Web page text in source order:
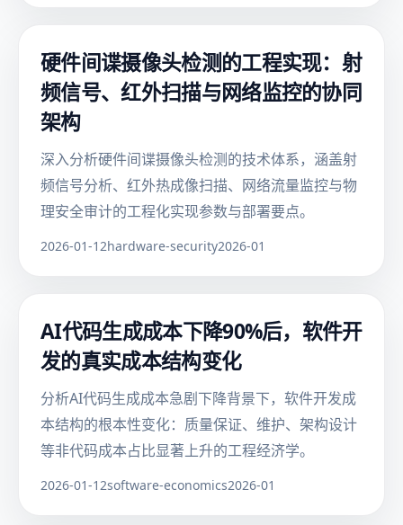
硬件间谍摄像头检测的工程实现：射
频信号、红外扫描与网络监控的协同
架构
深入分析硬件间谍摄像头检测的技术体系，涵盖射
频信号分析、红外热成像扫描、网络流量监控与物
理安全审计的工程化实现参数与部署要点。
2026-01-12hardware-security2026-01
AI代码生成成本下降90%后，软件开
发的真实成本结构变化
分析AI代码生成成本急剧下降背景下，软件开发成
本结构的根本性变化：质量保证、维护、架构设计
等非代码成本占比显著上升的工程经济学。
2026-01-12software-economics2026-01